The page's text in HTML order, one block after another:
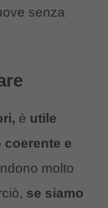
senza
è utile
coerente e
molto
se siamo